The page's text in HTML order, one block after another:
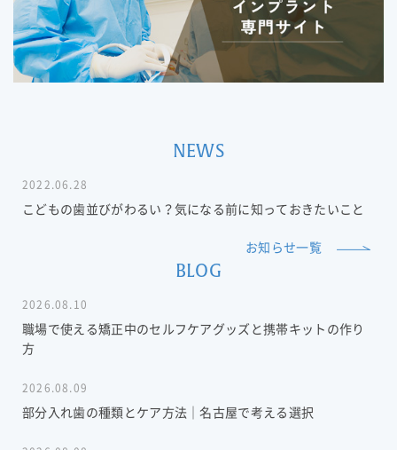
NEWS
2022.06.28
こどもの歯並びがわるい？気になる前に知っておきたいこと
お知らせ一覧
BLOG
2026.08.10
職場で使える矯正中のセルフケアグッズと携帯キットの作り
方
2026.08.09
部分入れ歯の種類とケア方法｜名古屋で考える選択